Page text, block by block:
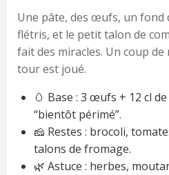
Une pâte, des œufs, un fond
flétris, et le petit talon de
fait des miracles. Un coup de
tour est joué.
🥚 Base : 3 œufs + 12 cl
“bientôt périmé”.
🧀 Restes : brocoli,
talons de fromage.
🌿 Astuce : herbes,